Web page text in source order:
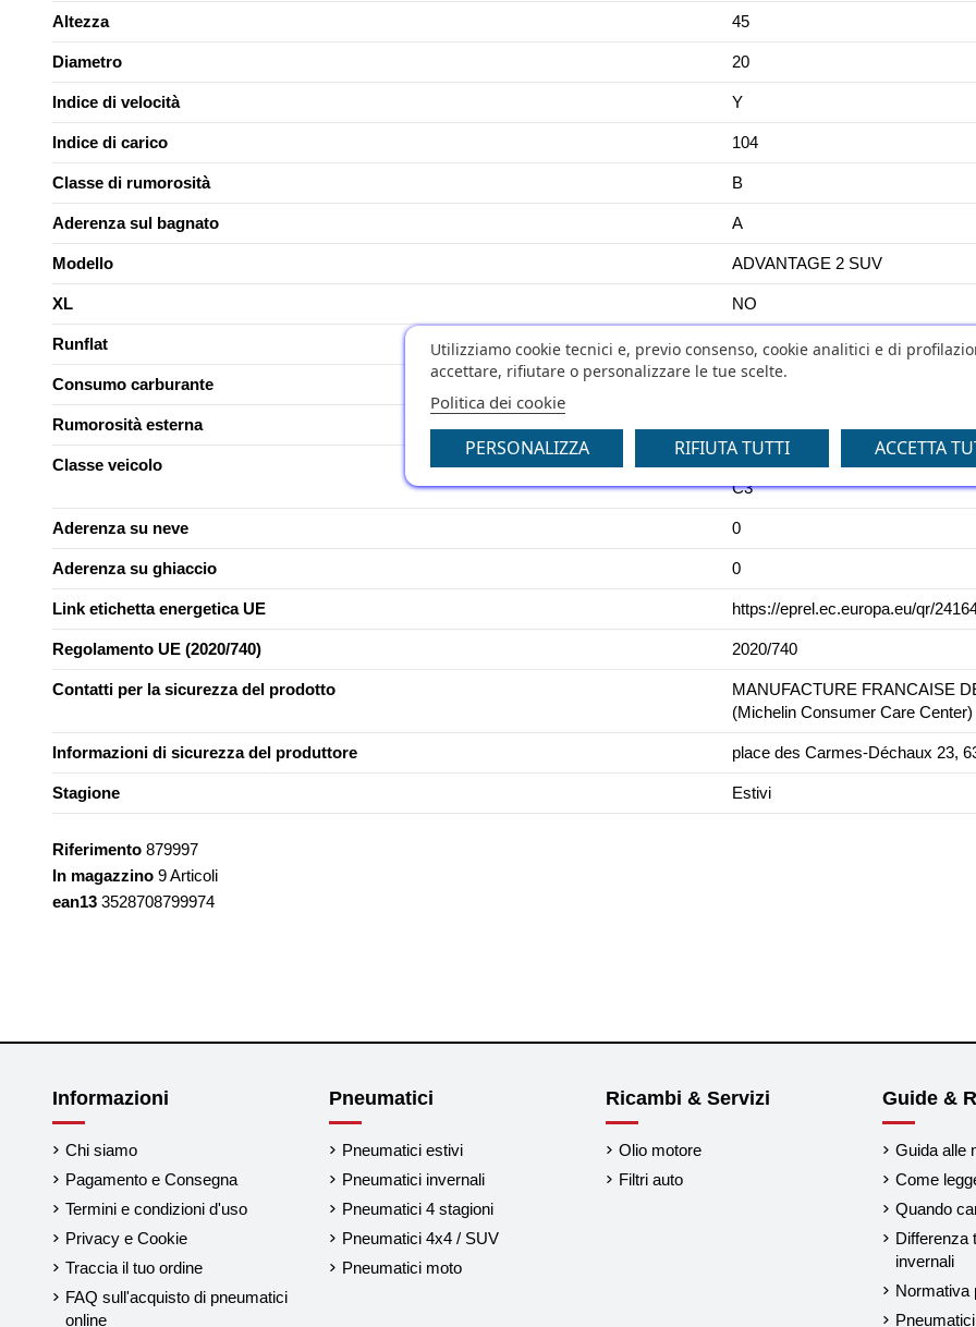
Altezza 45
Diametro 20
Indice di velocità Y
Indice di carico 104
Classe di rumorosità B
Aderenza sul bagnato A
Modello ADVANTAGE 2 SUV
XL NO
Runflat No
Consumo carburante
Rumorosità esterna 72
Classe veicolo
C1
C3
Aderenza su neve 0
Aderenza su ghiaccio 0
Link etichetta energetica UE https://eprel.ec.europa.eu/qr/
Regolamento UE (2020/740) 2020/740
Contatti per la sicurezza del prodotto
MANUFACTURE FRANCAISE
(Michelin Consumer Care Center)
Informazioni di sicurezza del produttore place des Carmes-Déchaux 23,
Stagione Estivi
Riferimento 879997
In magazzino 9 Articoli
ean13 3528708799974
Informazioni
Chi siamo
Pagamento e Consegna
Termini e condizioni d'uso
Privacy e Cookie
Traccia il tuo ordine
FAQ sull'acquisto di pneumatici
online
Pneumatici
Pneumatici estivi
Pneumatici invernali
Pneumatici 4 stagioni
Pneumatici 4x4 / SUV
Pneumatici moto
Ricambi & Servizi
Olio motore
Filtri auto
Guide &
Guida alle
Come
Quando
Differenza
invernali
Normativa
Utilizziamo cookie tecnici e, previo consenso, cookie analitici e di
accettare, rifiutare o personalizzare le tue scelte.
Politica dei cookie
PERSONALIZZA RIFIUTA TUTTI ACCETTA